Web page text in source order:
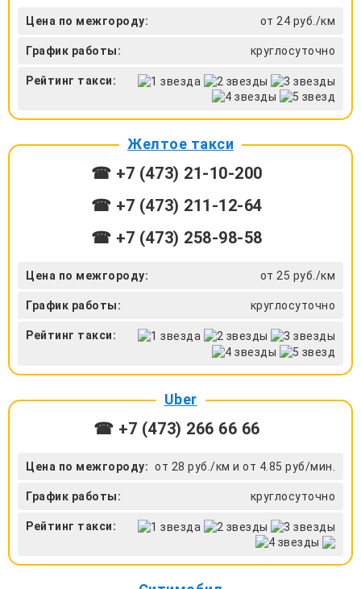
Цена по межгороду: от 24 руб./км
График работы: круглосуточно
Рейтинг такси:
Желтое такси
☎ +7 (473) 21-10-200
☎ +7 (473) 211-12-64
☎ +7 (473) 258-98-58
Цена по межгороду: от 25 руб./км
График работы: круглосуточно
Рейтинг такси:
Uber
☎ +7 (473) 266 66 66
Цена по межгороду: от 28 руб./км и от 4.85 руб/мин.
График работы: круглосуточно
Рейтинг такси: